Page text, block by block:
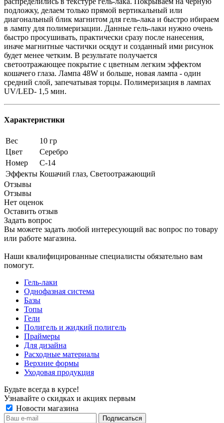
подложку, делаем только прямой вертикальный или
диагональный блик магнитом для гель-лака и быстро ибираем
в лампу для полимеризации. Данные гель-лаки нужно очень
быстро просушивать, практически сразу после нанесения,
иначе магнитные частички осядут и созданный ими рисунок
будет менее четким. В результате получается
светоотражающее покрытие с цветным легким эффектом
кошачего глаза. Лампа 48W и больше, новая лампа - один
средний слой, запечатывая торцы. Полимеризация в лампах
UV/LED- 1,5 мин.
Характеристики
Вес
10 гр
Цвет
Серебро
Номер
C-14
Эффекты Кошачий глаз, Светоотражающий
Отзывы
Отзывы
Нет оценок
Оставить отзыв
Задать вопрос
Вы можете задать любой интересующий вас вопрос по товару
или работе магазина.
Наши квалифицированные специалисты обязательно вам
помогут.
Гель-лаки
Однофазная система
Базы
Топы
Гели
Полигель и жидкий полигель
Праймеры
Для дизайна
Расходные материалы
Верхние формы
Уходовая продукция
Будьте всегда в курсе!
Узнавайте о скидках и акциях первым
Новости магазина